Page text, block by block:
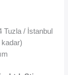
Tuzla / İstanbul
kadar)